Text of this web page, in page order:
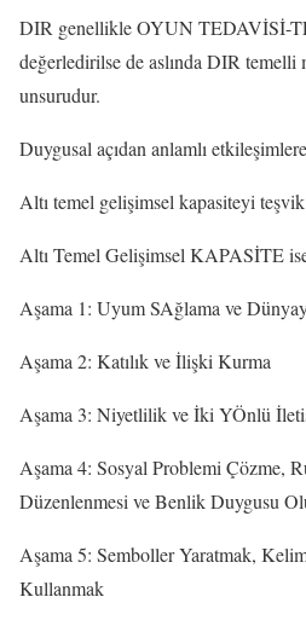
DIR genellikle OYUN TEDAVİSİ-
değerledirilse de aslında DIR temelli
unsurudur.
Duygusal açıdan anlamlı
Altı temel gelişimsel kapasiteyi
Altı Temel Gelişimsel KAPASİTE
Aşama 1: Uyum SAğlama ve
Aşama 2: Katılık ve İlişki Kurma
Aşama 3: Niyetlilik ve İki YÖnlü
Aşama 4: Sosyal Problemi Çözme,
Düzenlenmesi ve Benlik Duygusu
Aşama 5: Semboller Yaratmak,
Kullanmak